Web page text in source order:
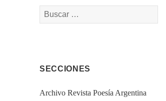
Buscar:
SECCIONES
Archivo Revista Poesía Argentina